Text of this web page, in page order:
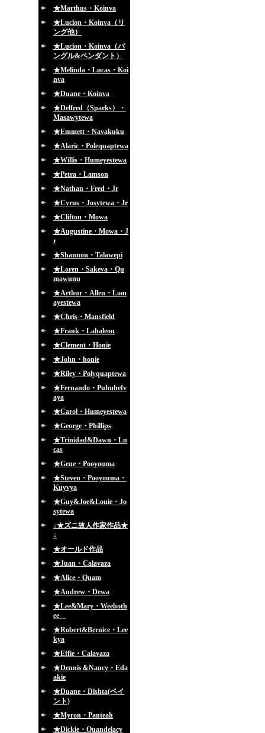
★Marthus・Koinva
★Lucion・Koinva（リ
ング他）
★Lucion・Koinva（バ
ングル&ペンダント）
★Melinda・Lucas・Koi
nva
★Duane・Koinva
★Delfred（Sparks）・
Masawytewa
★Emmett・Navakuku
★Alaric・Polequaptewa
★Willis・Humeyestewa
★Petra・Lamson
★Nathan・Fred・Jr
★Cyrus・Josytewa・Jr
★Clifton・Mowa
★Augustine・Mowa・J
r
★Shannon・Talawepi
★Loren・Sakeva・Qu
mawunu
★Arthur・Allen・Lom
ayestewa
★Chris・Mansfield
★Frank・Lahaleon
★Clement・Honie
★John・honie
★Riley・Polyquaptewa
★Fernando・Puhuhefv
aya
★Carol・Humeyestewa
★George・Phillips
★Trinidad&Dawn・Lu
cas
★Gene・Pooyouma
★Steven・Pooyouma・
Kuyvya
★Guy&Joe&Louie・Jo
sytewa
↓★ズニ故人作家作品★
↓
★オールド作品
★Juan・Calavaza
★Alice・Quam
★Andrew・Dewa
★Lee&Mary・Weeboth
ee
★Robert&Bernice・Lee
kya
★Effie・Calavaza
★Dennis＆Nancy・Eda
akie
★Duane・Dishta(ペイ
ント)
★Myron・Panteah
★Dickie・Quandelacy